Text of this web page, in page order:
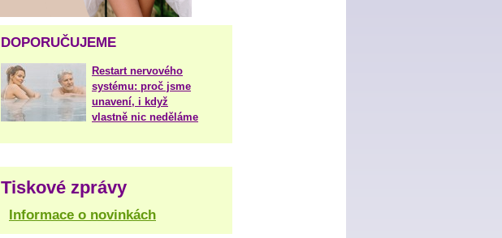
DOPORUČUJEME
Restart nervového
systému: proč jsme
unavení, i když
vlastně nic neděláme
Tiskové zprávy
Informace o novinkách